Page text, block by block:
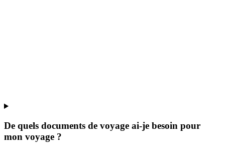
De quels documents de voyage ai-je besoin pour
mon voyage ?